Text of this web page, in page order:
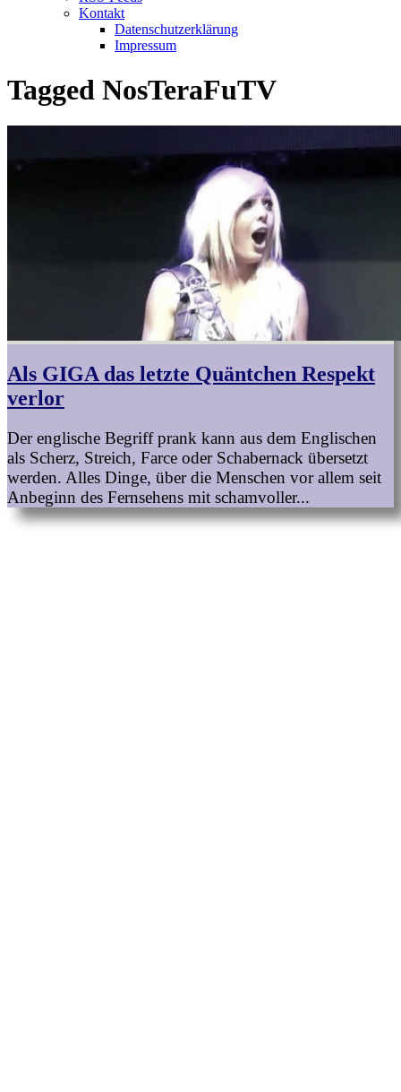
Kontakt
Datenschutzerklärung
Impressum
Tagged NosTeraFuTV
Als GIGA das letzte Quäntchen Respekt
verlor
Der englische Begriff prank kann aus dem Englischen
als Scherz, Streich, Farce oder Schabernack übersetzt
werden. Alles Dinge, über die Menschen vor allem seit
Anbeginn des Fernsehens mit schamvoller...